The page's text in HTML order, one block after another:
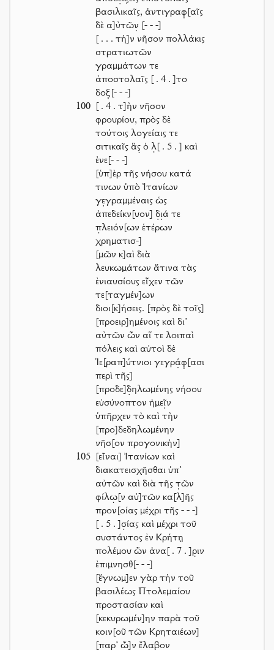
βασιλικαῖς, ἀντιγραφ̣[αῖς
δὲ α]ὐτῶν̣ [- - -]
[ . . . τὴ]ν νῆσον πολλάκις
στρατιωτῶν
γραμμάτων τε
ἀποστολαῖς
[ . 4 . ] το
δοξ̣ [- - -]
100
[ . 4 . τ]ὴν νῆσον
φρουρίου, πρὸς δὲ
τούτοις λογείαις τε
σιτικαῖς ἃς̣ ὁ λ̣ [ . 5 . ]
καὶ
ἐνε [- - -]
[ὑπ]ὲρ τῆς νήσου κατά
τινων ὑπὸ Ἰτανίων
γε̣γραμμέναις ὡς
ἀπεδείκν[υον] δ̣ι̣ά τε
π̣λειόν[ων ἑτέρων
χρηματισ-]
[μῶν κ]αὶ διὰ
λευκωμάτων ἅτινα τὰς
ἐνιαυσίους εἶχεν τῶν
τε[ταγμέν]ων
διοι[κ]ήσεις. [πρὸς δὲ τοῖς]
[προειρ]ημένοις καὶ δι’
αὐτῶν ὧν αἵ τε λοιπαὶ
πόλεις καὶ αὐτοὶ δὲ
Ἱε[ραπ]ύτνιοι γεγρά̣φ̣[ασι
περὶ τῆς]
[προδε]δ̣ηλωμένης νήσου
εὐσύνοπτον ἡμεῖ̣ν
ὑπῆρχεν τὸ καὶ τὴν
[προ]δεδηλωμένην
νῆσ[ον προγονικὴν]
105
[εἶναι] Ἰτανίων καὶ
διακατεισχῆσθαι ὑπ’
αὐτῶν καὶ διὰ τῆς τ̣ῶν
φίλω̣[ν αὐ]τῶν κα[λ]ῆς
προν[οίας μέχρι τῆς - - -]
[ . 5 . ] σ̣ίας καὶ μέχρι τοῦ
συστάντος ἐν Κρήτῃ
πολέμου ὧν ἀνα [ . 7 . ] ρ̣ιν
ἐπιμνησθ [- - -]
[ἔγνωμ]εν γὰρ τὴν τοῦ
βασιλέως Πτολεμαίου
προστασίαν καὶ
[κεκυρωμέν]ην παρὰ τοῦ
κοιν[οῦ τῶν Κρηταιέων]
[παρ’ ὧ]ν ἔλαβον